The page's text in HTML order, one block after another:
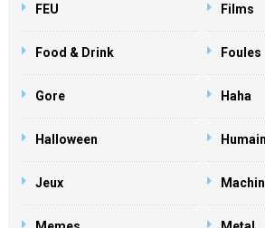
FEU Films
Food & Drink Foules
Gore Haha
Halloween Humain
Jeux